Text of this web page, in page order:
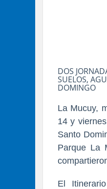
DOS
SUELOS,
DOMINGO
La Mucuy,
14 y
Santo
Parque La
El